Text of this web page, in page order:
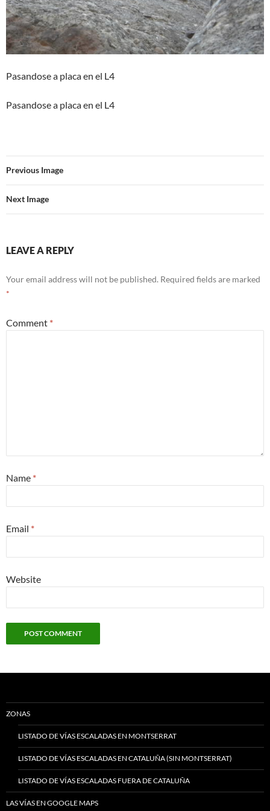
Pasandose a placa en el L4
Pasandose a placa en el L4
Previous Image
Next Image
LEAVE A REPLY
Your email address will not be published. Required fields are marked
*
Comment *
Name *
Email *
Website
ZONAS
LISTADO DE VÍAS ESCALADAS EN MONTSERRAT
LISTADO DE VÍAS ESCALADAS EN CATALUÑA (SIN MONTSERRAT)
LISTADO DE VÍAS ESCALADAS FUERA DE CATALUÑA
LAS VÍAS EN GOOGLE MAPS